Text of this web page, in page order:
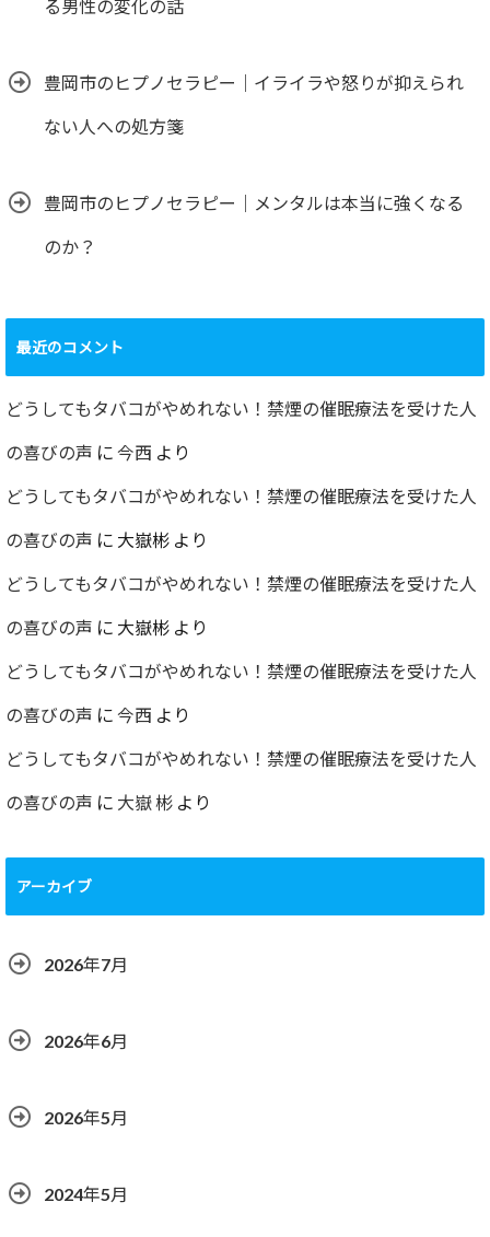
る男性の変化の話
豊岡市のヒプノセラピー｜イライラや怒りが抑えられ
ない人への処方箋
豊岡市のヒプノセラピー｜メンタルは本当に強くなる
のか？
最近のコメント
どうしてもタバコがやめれない！禁煙の催眠療法を受けた人
の喜びの声 に 今西 より
どうしてもタバコがやめれない！禁煙の催眠療法を受けた人
の喜びの声 に 大嶽彬 より
どうしてもタバコがやめれない！禁煙の催眠療法を受けた人
の喜びの声 に 大嶽彬 より
どうしてもタバコがやめれない！禁煙の催眠療法を受けた人
の喜びの声 に 今西 より
どうしてもタバコがやめれない！禁煙の催眠療法を受けた人
の喜びの声 に 大嶽 彬 より
アーカイブ
2026年7月
2026年6月
2026年5月
2024年5月